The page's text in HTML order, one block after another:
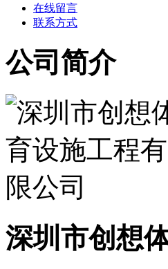
在线留言
联系方式
公司简介
深圳市创想